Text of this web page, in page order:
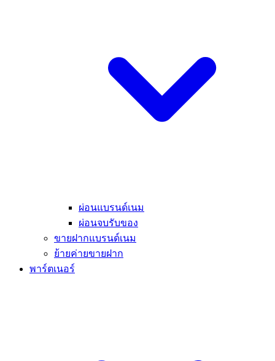
ผ่อนแบรนด์เนม
ผ่อนจบรับของ
ขายฝากแบรนด์เนม
ย้ายค่ายขายฝาก
พาร์ตเนอร์